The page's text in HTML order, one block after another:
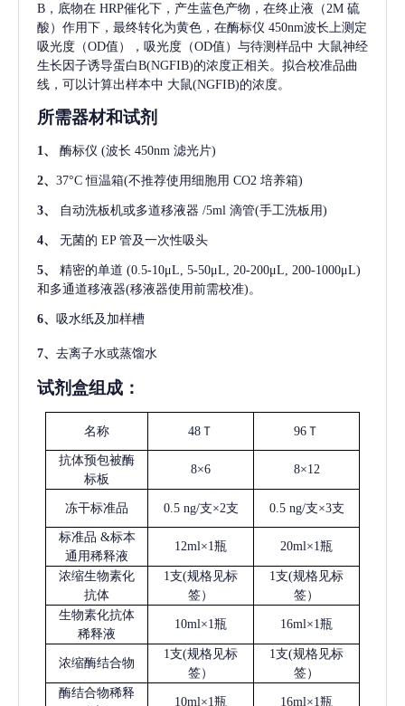
B，底物在 HRP催化下，产生蓝色产物，在终止液（2M 硫
酸）作用下，最终转化为黄色，在酶标仪 450nm波长上测定
吸光度（OD值），吸光度（OD值）与待测样品中 大鼠神经
生长因子诱导蛋白B(NGFIB)的浓度正相关。拟合校准品曲
线，可以计算出样本中 大鼠(NGFIB)的浓度。
所需器材和试剂
1、 酶标仪 (波长 450nm 滤光片)
2、 37°C 恒温箱(不推荐使用细胞用 CO2 培养箱)
3、 自动洗板机或多道移液器 /5ml 滴管(手工洗板用)
4、 无菌的 EP 管及一次性吸头
5、 精密的单道 (0.5-10μL, 5-50μL, 20-200μL, 200-1000μL)
和多通道移液器(移液器使用前需校准)。
6、 吸水纸及加样槽
7、 去离子水或蒸馏水
试剂盒组成：
名称 48Ｔ 96Ｔ
抗体预包被酶
标板
8×6 8×12
冻干标准品 0.5 ng/支×2支 0.5 ng/支×3支
标准品 &标本
通用稀释液
12ml×1瓶 20ml×1瓶
浓缩生物素化
抗体
1支(规格见标
签）
1支(规格见标
签）
生物素化抗体
稀释液
10ml×1瓶 16ml×1瓶
浓缩酶结合物
1支(规格见标
签）
1支(规格见标
签）
酶结合物稀释
10ml×1瓶 16ml×1瓶